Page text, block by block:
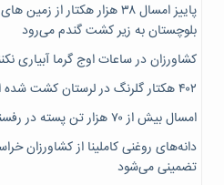
پاییز امسال ۳۸ هزار هکتار
بلوچستان به زیر کشت گندم می‌رود
کشاورزان در ساعات اوج گرما آبیاری
۴۰۲ هکتار گلرنگ در لرستان کشت شده است
امسال بیش از ۷۰ هزار تن پسته در رفسنجان برداشت می‌شود
دانه‌های روغنی کاملینا از کشاورزان
تضمینی می‌شود